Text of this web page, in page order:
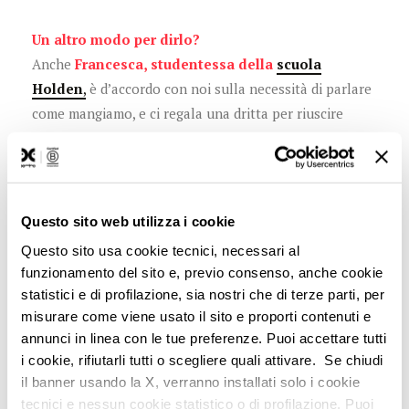
Questo sito web utilizza i cookie
Questo sito usa cookie tecnici, necessari al
funzionamento del sito e, previo consenso, anche cookie
statistici e di profilazione, sia nostri che di terze parti, per
misurare come viene usato il sito e proporti contenuti e
annunci in linea con le tue preferenze. Puoi accettare tutti
i cookie, rifiutarli tutti o scegliere quali attivare. Se chiudi
il banner usando la X, verranno installati solo i cookie
tecnici e nessun cookie statistico o di profilazione. Puoi
Un altro modo per dirlo?
Anche Francesca, studentessa della scuola
Holden, è d’accordo con noi sulla necessità di parlare
come mangiamo, e ci regala una dritta per riuscire
Accetta i cookie per visualizzare il video